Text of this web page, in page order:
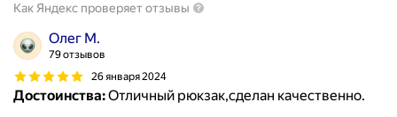
Как Яндекс проверяет отзывы
Олег М.
79 отзывов
26 января 2024
Достоинства:Отличный рюкзак,сделан качественно.